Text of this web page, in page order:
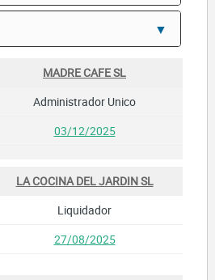
MADRE CAFE SL
Administrador Unico
03/12/2025
LA COCINA DEL JARDIN SL
Liquidador
27/08/2025